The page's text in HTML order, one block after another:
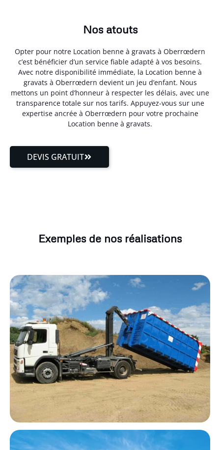
Nos atouts
Opter pour notre Location benne à gravats à Oberrœdern
c’est bénéficier d’un service fiable adapté à vos besoins.
Avec notre disponibilité immédiate, la Location benne à
gravats à Oberrœdern devient un jeu d’enfant. Nous
mettons un point d’honneur à respecter les délais, avec une
transparence totale sur nos tarifs. Appuyez-vous sur une
expertise ancrée à Oberrœdern pour votre prochaine
Location benne à gravats.
DEVIS GRATUIT
Exemples de nos réalisations